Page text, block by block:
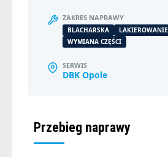
ZAKRES NAPRAWY
BLACHARSKA
LAKIEROWANIE
WYMIANA CZĘŚCI
SERWIS
DBK Opole
Przebieg naprawy